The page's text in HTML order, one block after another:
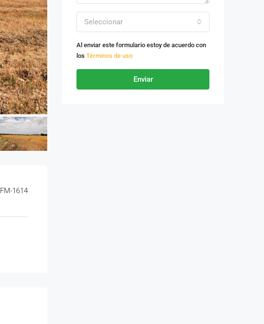
FM-1614
Seleccionar
Al enviar este formulario estoy de acuerdo con
los Términos de uso
Enviar